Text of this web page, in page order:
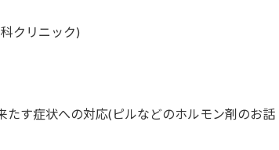
クリニック)
す症状への対応(ピルなどのホルモン剤のお話